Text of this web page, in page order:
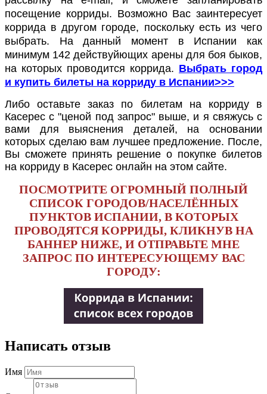
посещение корриды. Возможно Вас заинтересует
коррида в другом городе, поскольку есть из чего
выбрать. На данный момент в Испании как
минимум 142 действуйющих арены для боя быков,
на которых проводится коррида. Выбрать город
и купить билеты на корриду в Испании>>>
Либо оставьте заказ по билетам на корриду в
Касерес с "ценой под запрос" выше, и я свяжусь с
вами для выяснения деталей, на основании
которых сделаю вам лучшее предложение. После,
Вы сможете принять решение о покупке билетов
на корриду в Касерес онлайн на этом сайте.
ПОСМОТРИТЕ ОГРОМНЫЙ ПОЛНЫЙ
СПИСОК ГОРОДОВ/НАСЕЛЁННЫХ
ПУНКТОВ ИСПАНИИ, В КОТОРЫХ
ПРОВОДЯТСЯ КОРРИДЫ, КЛИКНУВ НА
БАННЕР НИЖЕ, И ОТПРАВЬТЕ МНЕ
ЗАПРОС ПО ИНТЕРЕСУЮЩЕМУ ВАС
ГОРОДУ:
Написать отзыв
Имя